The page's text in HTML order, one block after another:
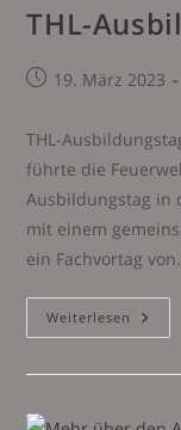
THL-
Beitrag19. März 2023
THL-
führte die
Ausbildungstag in
mit einem
ein Fachvortag
Weiterlesen THL-